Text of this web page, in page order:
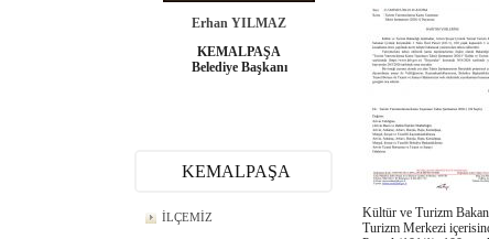
Erhan YILMAZ
KEMALPAŞA
Belediye Başkanı
KEMALPAŞA
İLÇEMİZ
Kültür ve Turizm
Turizm Merkezi